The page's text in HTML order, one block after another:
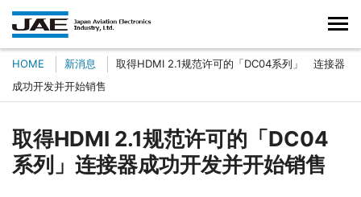
HOME 新消息
取得HDMI 2.1规范许可的「DC04系列」 连接器
成功开发并开始销售
取得HDMI 2.1规范许可的「DC04
系列」连接器成功开发并开始销售